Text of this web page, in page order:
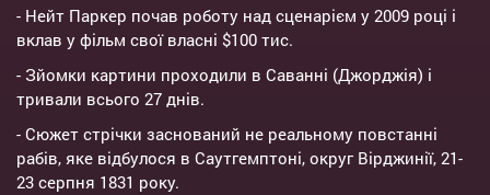
- Нейт Паркер почав роботу над сценарієм у 2009 році і
вклав у фільм свої власні $100 тис.
- Зйомки картини проходили в Саванні (Джорджія) і
тривали всього 27 днів.
- Сюжет стрічки заснований не реальному повстанні
рабів, яке відбулося в Саутгемптоні, округ Вірджинії, 21-
23 серпня 1831 року.